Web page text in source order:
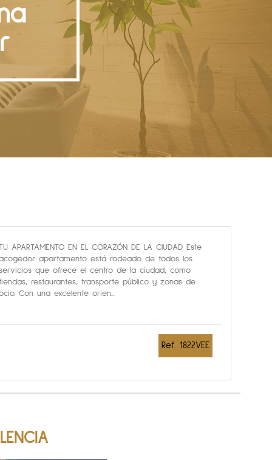
APARTAMENTO EN EL CORAZÓN DE LA CIUDAD Este
apartamento está rodeado de todos los
que ofrece el centro de la ciudad, como
restaurantes, transporte público y zonas de
Con una excelente orien...
Ref. 1822VEE